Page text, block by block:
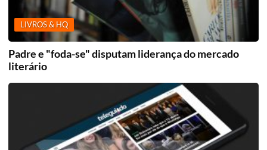
LIVROS & HQ
Padre e "foda-se" disputam liderança do mercado
literário